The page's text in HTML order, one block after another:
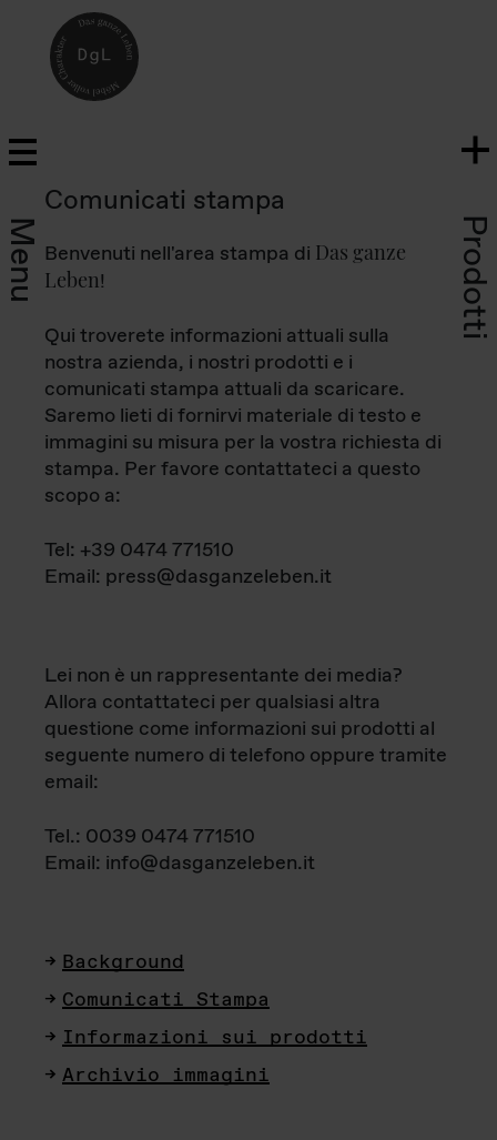
Menu Prodotti
Comunicati stampa
Benvenuti nell'area stampa di Das ganze
Leben!
Qui troverete informazioni attuali sulla
nostra azienda, i nostri prodotti e i
comunicati stampa attuali da scaricare.
Saremo lieti di fornirvi materiale di testo e
immagini su misura per la vostra richiesta di
stampa. Per favore contattateci a questo
scopo a:
Tel: +39 0474 771510
Email: press@dasganzeleben.it
Lei non è un rappresentante dei media?
Allora contattateci per qualsiasi altra
questione come informazioni sui prodotti al
seguente numero di telefono oppure tramite
email:
Tel.: 0039 0474 771510
Email: info@dasganzeleben.it
Background
Comunicati Stampa
Informazioni sui prodotti
Archivio immagini